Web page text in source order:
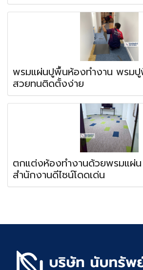
พรมแผ่นปูพื้นห้องทำงาน พรม
สวยทนติดตั้งง่าย
ตกแต่งห้องทำงานด้วยพรมแ
สำนักงานดีไซน์โดดเด่น